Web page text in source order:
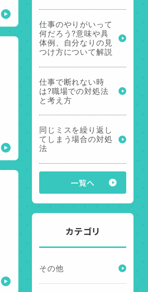
仕事のやりがいって
何だろう?意味や具
体例、自分なりの見
つけ方について解説
仕事で断れない時
は?職場での対処法
と考え方
同じミスを繰り返し
てしまう場合の対処
法
一覧へ
カテゴリ
その他